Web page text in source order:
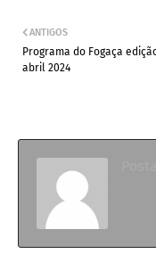
ANTIGOS
Programa do Fogaça
abril 2024